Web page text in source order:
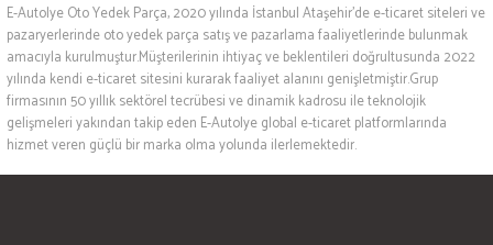
E-Autolye Oto Yedek Parça, 2020 yılında İstanbul Ataşehir’de e-ticaret siteleri ve
pazaryerlerinde oto yedek parça satış ve pazarlama faaliyetlerinde bulunmak
amacıyla kurulmuştur.Müşterilerinin ihtiyaç ve beklentileri doğrultusunda 2022
yılında kendi e-ticaret sitesini kurarak faaliyet alanını genişletmiştir.Grup
firmasının 50 yıllık sektörel tecrübesi ve dinamik kadrosu ile teknolojik
gelişmeleri yakından takip eden E-Autolye global e-ticaret platformlarında
hizmet veren güçlü bir marka olma yolunda ilerlemektedir.